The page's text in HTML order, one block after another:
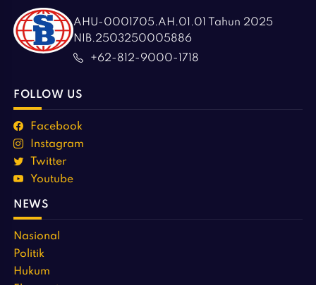
AHU-0001705.AH.01.01 Tahun 2025
NIB.2503250005886
+62-812-9000-1718
FOLLOW US
Facebook
Instagram
Twitter
Youtube
NEWS
Nasional
Politik
Hukum